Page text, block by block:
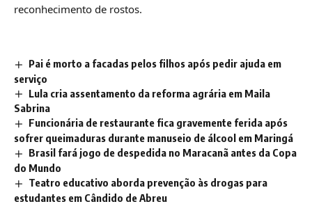
reconhecimento de rostos.
Pai é morto a facadas pelos filhos após pedir ajuda em
serviço
Lula cria assentamento da reforma agrária em Maila
Sabrina
Funcionária de restaurante fica gravemente ferida após
sofrer queimaduras durante manuseio de álcool em Maringá
Brasil fará jogo de despedida no Maracanã antes da Copa
do Mundo
Teatro educativo aborda prevenção às drogas para
estudantes em Cândido de Abreu